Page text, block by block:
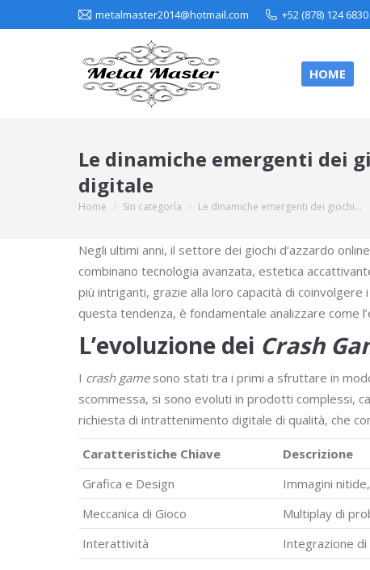
metalmaster2014@hotmail.com +52 (878) 124 6830
HOME
Le dinamiche emergenti dei
digitale
You are here:
Home Sin categoría Le dinamiche emergenti dei giochi…
Negli ultimi anni, il settore dei giochi d’azzardo
combinano tecnologia avanzata, estetica
più intriganti, grazie alla loro capacità di
questa tendenza, è fondamentale analizzare come
L’evoluzione dei Crash
I crash gamesono stati tra i primi a sfruttare in
scommessa, si sono evoluti in prodotti complessi,
richiesta di intrattenimento digitale di qualità, che
Caratteristiche Chiave
Descrizione
Grafica e Design
Immagini
Meccanica di Gioco
Multiplay di
Interattività
Integrazione di